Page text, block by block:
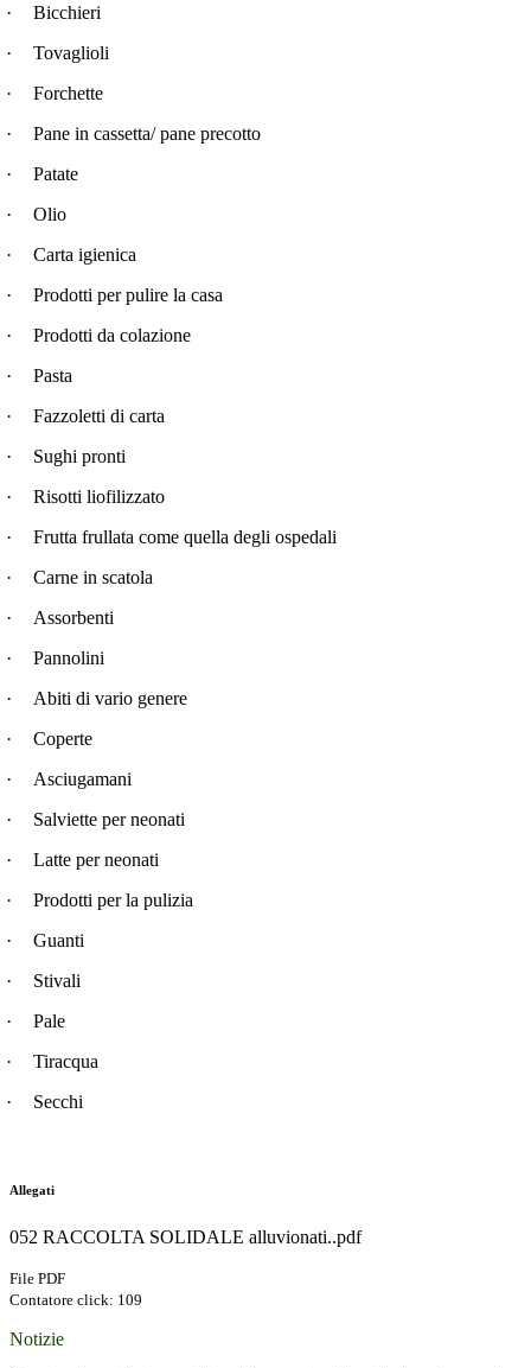
·
Bicchieri
·
Tovaglioli
·
Forchette
·
Pane in cassetta/ pane precotto
·
Patate
·
Olio
·
Carta igienica
·
Prodotti per pulire la casa
·
Prodotti da colazione
·
Pasta
·
Fazzoletti di carta
·
Sughi pronti
·
Risotti liofilizzato
·
Frutta frullata come quella degli ospedali
·
Carne in scatola
·
Assorbenti
·
Pannolini
·
Abiti di vario genere
·
Coperte
·
Asciugamani
·
Salviette per neonati
·
Latte per neonati
·
Prodotti per la pulizia
·
Guanti
·
Stivali
·
Pale
·
Tiracqua
·
Secchi
Allegati
052 RACCOLTA SOLIDALE alluvionati..pdf
File PDF
Contatore click: 109
Notizie